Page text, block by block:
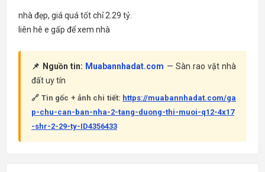
nhà đẹp, giá quá tốt chỉ 2.29 tỷ.
liên hê e gấp để xem nhà
📌 Nguồn tin: Muabannhadat.com — Sàn rao vặt nhà
đất uy tín
🔗 Tin gốc + ảnh chi tiết: https://muabannhadat.com/ga
p-chu-can-ban-nha-2-tang-duong-thi-muoi-q12-4x17
-shr-2-29-ty-ID4356433